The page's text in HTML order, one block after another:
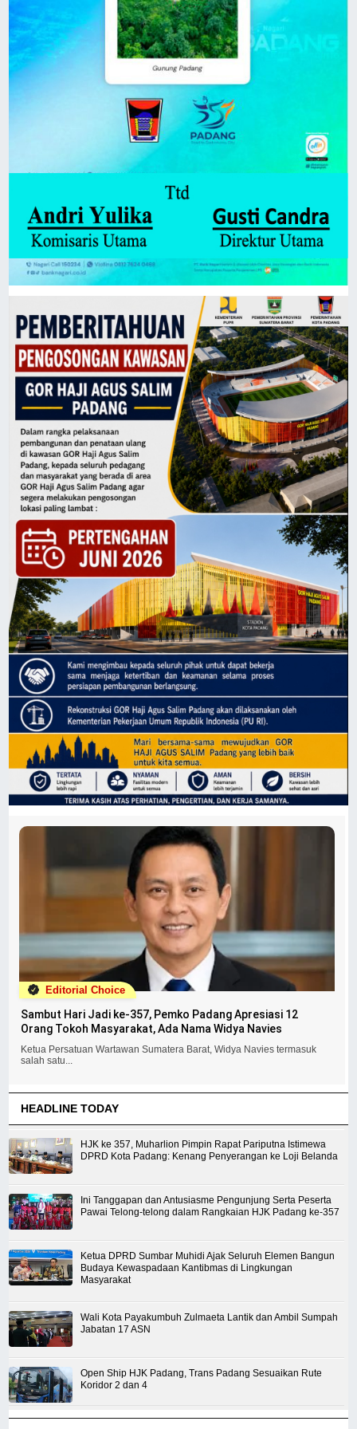
Editorial Choice
Sambut Hari Jadi ke-357, Pemko Padang Apresiasi 12
Orang Tokoh Masyarakat, Ada Nama Widya Navies
Ketua Persatuan Wartawan Sumatera Barat, Widya Navies termasuk
salah satu...
HEADLINE TODAY
HJK ke 357, Muharlion Pimpin Rapat Pariputna Istimewa
DPRD Kota Padang: Kenang Penyerangan ke Loji Belanda
Ini Tanggapan dan Antusiasme Pengunjung Serta Peserta
Pawai Telong-telong dalam Rangkaian HJK Padang ke-357
Ketua DPRD Sumbar Muhidi Ajak Seluruh Elemen Bangun
Budaya Kewaspadaan Kantibmas di Lingkungan
Masyarakat
Wali Kota Payakumbuh Zulmaeta Lantik dan Ambil Sumpah
Jabatan 17 ASN
Open Ship HJK Padang, Trans Padang Sesuaikan Rute
Koridor 2 dan 4